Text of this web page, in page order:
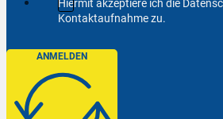
Hiermit akzeptiere ich die
Kontaktaufnahme zu.
ANMELDEN